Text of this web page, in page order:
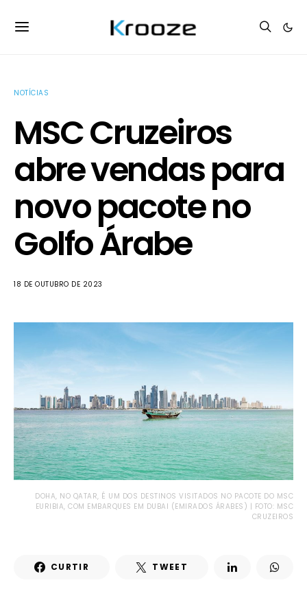
NOTÍCIAS
MSC Cruzeiros
abre vendas para
novo pacote no
Golfo Árabe
18 DE OUTUBRO DE 2023
DOHA, NO QATAR, É UM DOS DESTINOS VISITADOS NO PACOTE DO MSC
EURIBIA, COM EMBARQUES EM DUBAI (EMIRADOS ÁRABES) | FOTO: MSC
CRUZEIROS
CURTIR TWEET